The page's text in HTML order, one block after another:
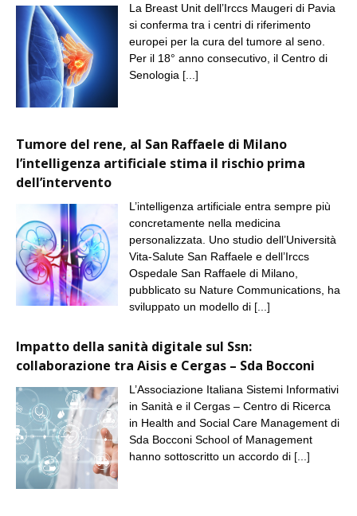
La Breast Unit dell’Irccs Maugeri di Pavia
si conferma tra i centri di riferimento
europei per la cura del tumore al seno.
Per il 18° anno consecutivo, il Centro di
Senologia [...]
Tumore del rene, al San Raffaele di Milano
l’intelligenza artificiale stima il rischio prima
dell’intervento
L’intelligenza artificiale entra sempre più
concretamente nella medicina
personalizzata. Uno studio dell’Università
Vita-Salute San Raffaele e dell’Irccs
Ospedale San Raffaele di Milano,
pubblicato su Nature Communications, ha
sviluppato un modello di [...]
Impatto della sanità digitale sul Ssn:
collaborazione tra Aisis e Cergas – Sda Bocconi
L’Associazione Italiana Sistemi Informativi
in Sanità e il Cergas – Centro di Ricerca
in Health and Social Care Management di
Sda Bocconi School of Management
hanno sottoscritto un accordo di [...]